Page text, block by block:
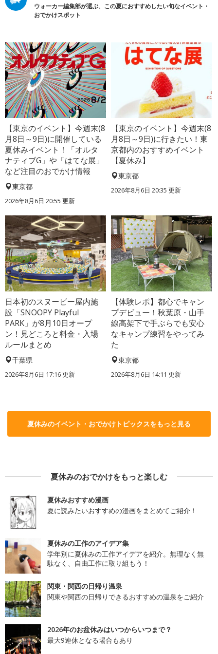
ウォーカー編集部が選ぶ、この夏におすすめしたい旬なイベント・
おでかけスポット
【東京のイベント】今週末(8
月8日～9日)に開催している
夏休みイベント！「オルタ
ナティブG」や「はてな展」
など注目のおでかけ情報
東京都
2026年8月6日 20:55 更新
【東京のイベント】今週末(8
月8日～9日)に行きたい！東
京都内のおすすめイベント
【夏休み】
東京都
2026年8月6日 20:35 更新
日本初のスヌーピー屋内施
設「SNOOPY Playful
PARK」が8月10日オープ
ン！見どころと料金・入場
ルールまとめ
千葉県
2026年8月6日 17:16更新
【体験レポ】都心でキャン
プデビュー！秋葉原・山手
線高架下で手ぶらでも安心
なキャンプ練習をやってみ
た
東京都
2026年8月6日 14:11 更新
夏休みのイベント・おでかけトピックスをもっと見る
夏休みのおでかけをもっと楽しむ
夏休みおすすめ漫画
夏に読みたいおすすめの漫画をまとめてご紹介！
夏休みの工作のアイデア集
学年別に夏休みの工作アイデアを紹介。無理なく無
駄なく、自由工作に取り組もう！
関東・関西の日帰り温泉
関東や関西の日帰りできるおすすめの温泉をご紹介
2026年のお盆休みはいつからいつまで？
最大9連休となる場合もあり